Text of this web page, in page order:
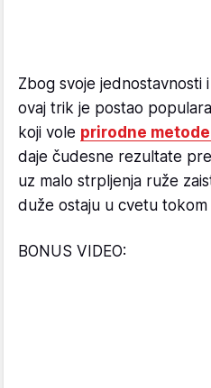
Zbog svoje jednostavnosti
ovaj trik je postao
koji vole prirodne
daje čudesne rezultate
uz malo strpljenja ruže
duže ostaju u cvetu tokom
BONUS VIDEO: